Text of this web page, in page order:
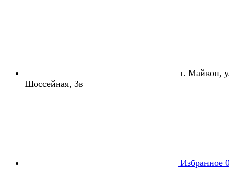
г. Майкоп,
Шоссейная, 3в
Избранное